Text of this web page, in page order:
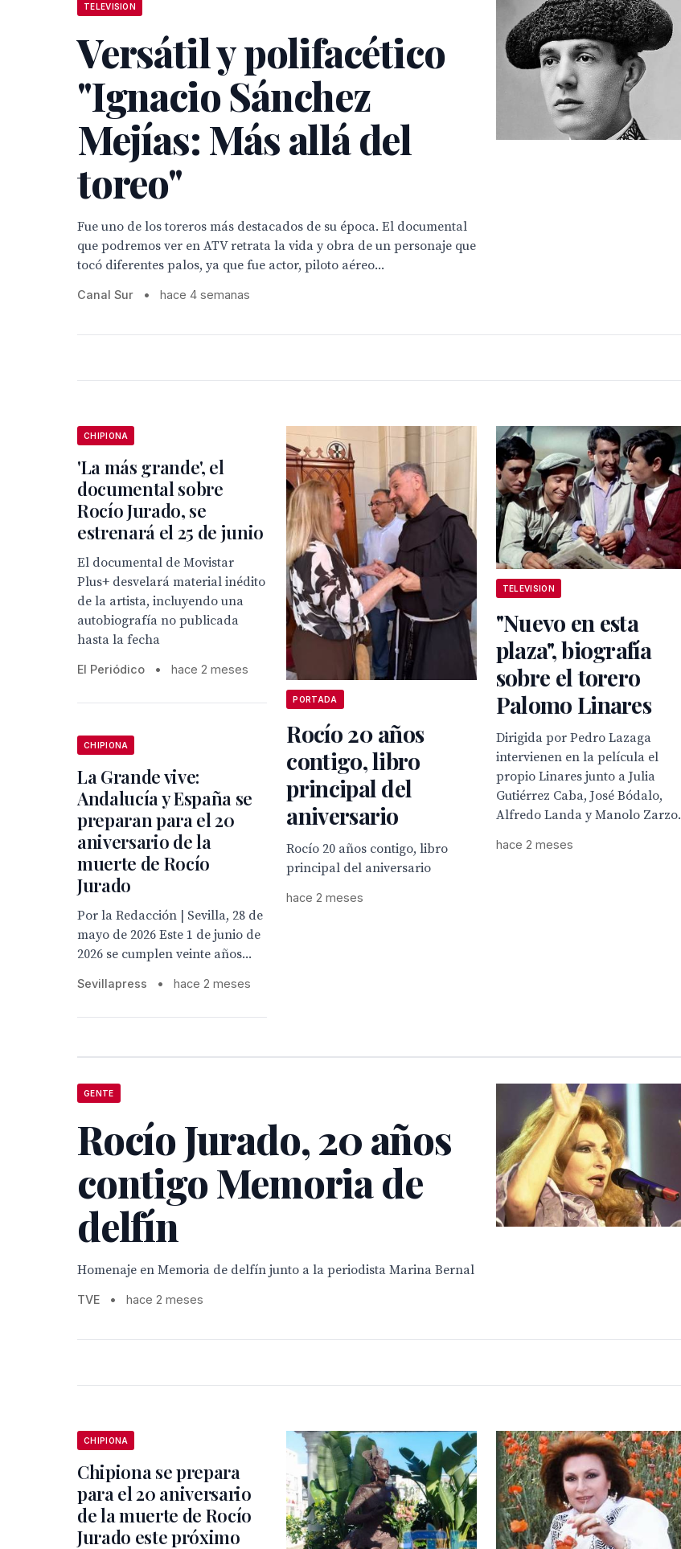
TELEVISION
Versátil y polifacético
"Ignacio Sánchez
Mejías: Más allá del
toreo"
Fue uno de los toreros más destacados de su época. El documental
que podremos ver en ATV retrata la vida y obra de un personaje que
tocó diferentes palos, ya que fue actor, piloto aéreo...
Canal Sur • hace 4 semanas
CHIPIONA
'La más grande', el
documental sobre
Rocío Jurado, se
estrenará el 25 de junio
El documental de Movistar
Plus+ desvelará material inédito
de la artista, incluyendo una
autobiografía no publicada
hasta la fecha
El Periódico • hace 2 meses
PORTADA
Rocío 20 años
contigo, libro
principal del
aniversario
Rocío 20 años contigo, libro
principal del aniversario
hace 2 meses
TELEVISION
"Nuevo en esta
plaza", biografía
sobre el torero
Palomo Linares
Dirigida por Pedro Lazaga
intervienen en la película el
propio Linares junto a Julia
Gutiérrez Caba, José Bódalo,
Alfredo Landa y Manolo Zarzo.
hace 2 meses
CHIPIONA
La Grande vive:
Andalucía y España se
preparan para el 20
aniversario de la
muerte de Rocío
Jurado
Por la Redacción | Sevilla, 28 de
mayo de 2026 Este 1 de junio de
2026 se cumplen veinte años...
Sevillapress • hace 2 meses
GENTE
Rocío Jurado, 20 años
contigo Memoria de
delfín
Homenaje en Memoria de delfín junto a la periodista Marina Bernal
TVE • hace 2 meses
CHIPIONA
Chipiona se prepara
para el 20 aniversario
de la muerte de Rocío
Jurado este próximo